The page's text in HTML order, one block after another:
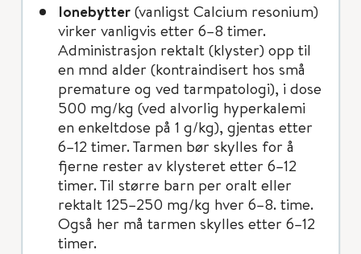
Ionebytter (vanligst Calcium resonium)
virker vanligvis etter 6–8 timer.
Administrasjon rektalt (klyster) opp til
en mnd alder (kontraindisert hos små
premature og ved tarmpatologi), i dose
500 mg/kg (ved alvorlig hyperkalemi
en enkeltdose på 1 g/kg), gjentas etter
6–12 timer. Tarmen bør skylles for å
fjerne rester av klysteret etter 6–12
timer. Til større barn per oralt eller
rektalt 125–250 mg/kg hver 6–8. time.
Også her må tarmen skylles etter 6–12
timer.